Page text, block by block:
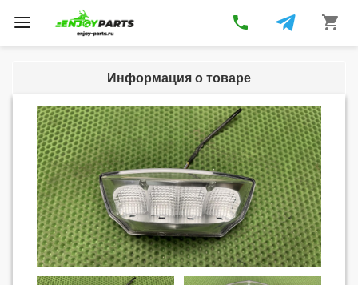
Toggle
navigation
phone shopping_cart
Информация о товаре